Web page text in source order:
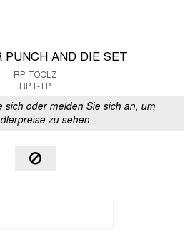
PUNCH AND DIE SET
RP TOOLZ
RPT-TP
sich oder melden Sie sich an, um
zu sehen